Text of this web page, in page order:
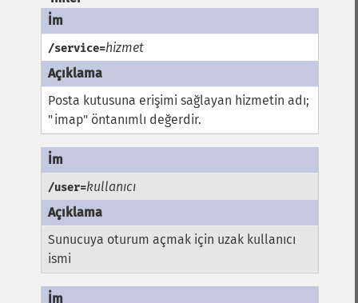
/service=hizmet
Posta kutusuna erişimi sağlayan hizmetin adı;
"imap" öntanımlı değerdir.
/user=kullanıcı
Sunucuya oturum açmak için uzak kullanıcı
ismi